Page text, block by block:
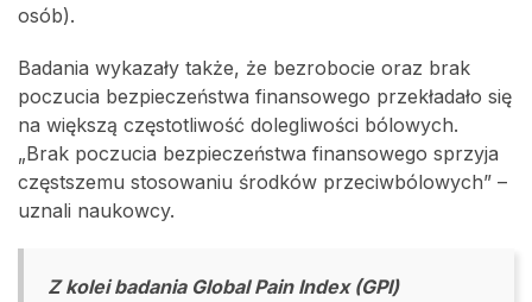
osób).
Badania wykazały także, że bezrobocie oraz brak
poczucia bezpieczeństwa finansowego przekładało się
na większą częstotliwość dolegliwości bólowych.
„Brak poczucia bezpieczeństwa finansowego sprzyja
częstszemu stosowaniu środków przeciwbólowych” –
uznali naukowcy.
Z kolei badania Global Pain Index (GPI)